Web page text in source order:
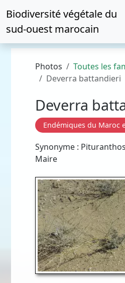
Biodiversité végétale du
sud-ouest marocain
Photos Toutes les
Deverra battandieri
Deverra
Endémiques du Maroc
Synonyme :
Maire